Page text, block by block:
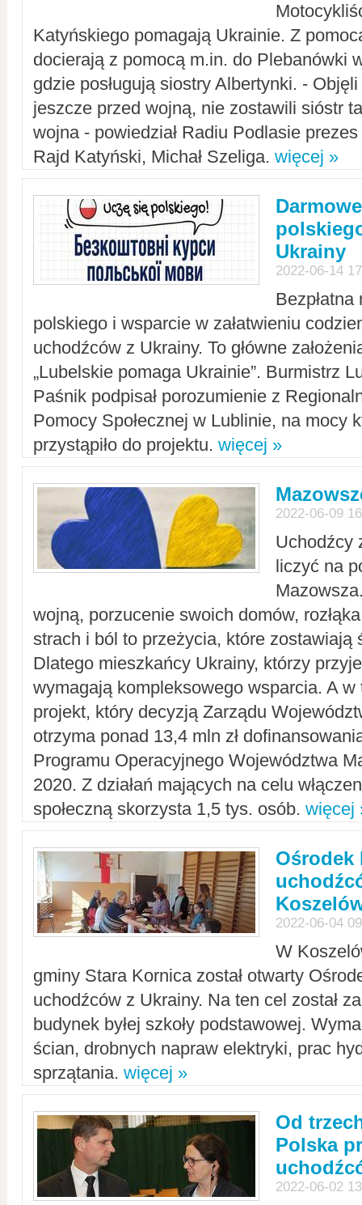
Katyńskiego pomagają Ukrainie. Z
docierają z pomocą m.in. do Plebanówki
gdzie posługują siostry Albertynki. -
jeszcze przed wojną, nie zostawili sióstr
wojna - powiedział Radiu Podlasie
Rajd Katyński, Michał Szeliga. więcej »
Ukrainy
2022-06-14
polskiego i wsparcie w załatwieniu
uchodźców z Ukrainy. To główne
„Lubelskie pomaga Ukrainie”. Burmistrz
Paśnik podpisał porozumienie z
Pomocy Społecznej w Lublinie, na mocy
przystąpiło do projektu. więcej »
2022-06-09
Uchodźcy
liczyć na
wojną, porzucenie swoich domów,
strach i ból to przeżycia, które zostawiają
Dlatego mieszkańcy Ukrainy, którzy
wymagają kompleksowego wsparcia. A w
projekt, który decyzją Zarządu
otrzyma ponad 13,4 mln zł
Programu Operacyjnego Województwa
2020. Z działań mających na celu
społeczną skorzysta 1,5 tys. osób. więcej
Ośrodek
2022-06-04
W
gminy Stara Kornica został otwarty
uchodźców z Ukrainy. Na ten cel został
budynek byłej szkoły podstawowej.
ścian, drobnych napraw elektryki, prac
sprzątania. więcej »
Od
Polska
2022-06-02